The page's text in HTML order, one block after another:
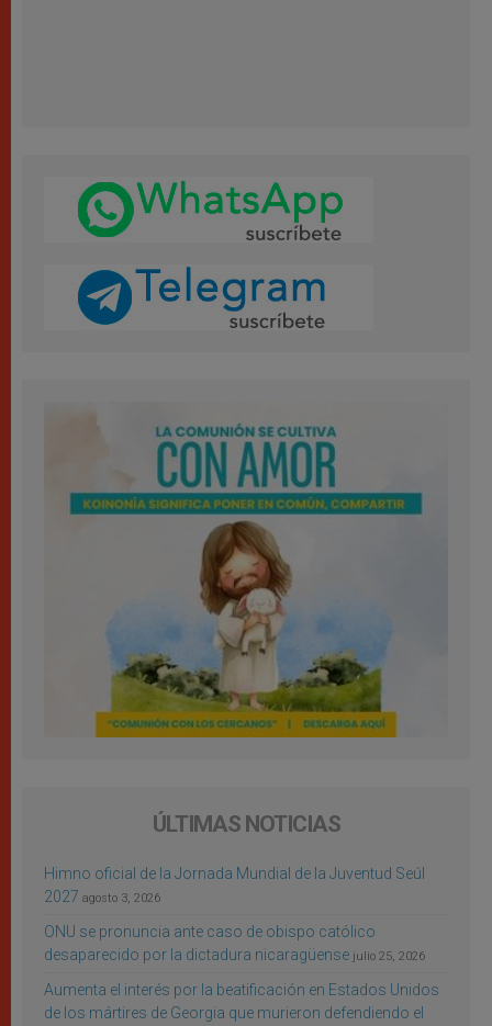
ÚLTIMAS NOTICIAS
Himno oficial de la Jornada Mundial de la Juventud Seúl
2027 agosto 3, 2026
ONU se pronuncia ante caso de obispo católico
desaparecido por la dictadura nicaragüense julio 25, 2026
Aumenta el interés por la beatificación en Estados Unidos
de los mártires de Georgia que murieron defendiendo el